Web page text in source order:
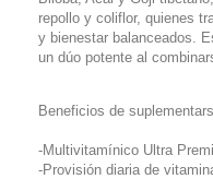
repollo y coliflor, quienes
y bienestar balanceados.
un dúo potente al
Beneficios de
-Multivitamínico Ultra
-Provisión diaria de